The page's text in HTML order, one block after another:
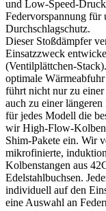
und Low-Speed-
Federvorspannung für
Durchschlagschutz.
Dieser Stoßdämpfer
Einsatzzweck
(Ventilplättchen-
optimale
führt nicht nur zu
auch zu einer
für jedes Modell die
wir High-Flow-
Shim-Pakete ein. Wir
mikrofinierte,
Kolbenstangen aus
Edelstahlbuchsen.
individuell auf den
eine Auswahl an